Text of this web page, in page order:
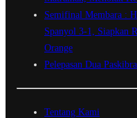
Semifinal Membara :
Spanyol 3-1, Siapkan
Orange
Pelepasan Dua
Tentang Kami